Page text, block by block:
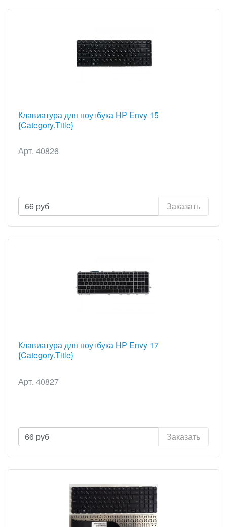
Клавиатура для ноутбука HP Envy 15
{Category.Title}
Арт. 40826
66 руб Заказать
Клавиатура для ноутбука HP Envy 17
{Category.Title}
Арт. 40827
66 руб Заказать